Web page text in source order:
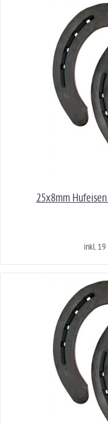
25x8mm
inkl. 19